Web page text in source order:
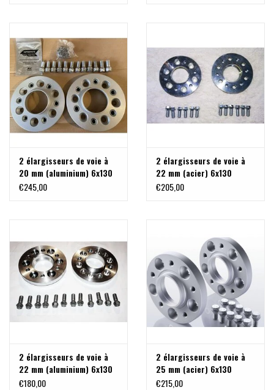
2 élargisseurs de voie à
20 mm (aluminium) 6x130
M14x1,5 pour Sprinter,
€245,00
2 élargisseurs de voie à
22 mm (acier) 6x130
M14x1,5
€205,00
2 élargisseurs de voie à
22 mm (aluminium) 6x130
M14x1,5
€180,00
2 élargisseurs de voie à
25 mm (acier) 6x130
M14x1,5
€215,00